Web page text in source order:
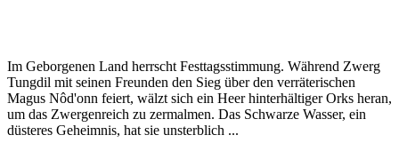
Im Geborgenen Land herrscht Festtagsstimmung. Während Zwerg
Tungdil mit seinen Freunden den Sieg über den verräterischen
Magus Nôd'onn feiert, wälzt sich ein Heer hinterhältiger Orks heran,
um das Zwergenreich zu zermalmen. Das Schwarze Wasser, ein
düsteres Geheimnis, hat sie unsterblich ...